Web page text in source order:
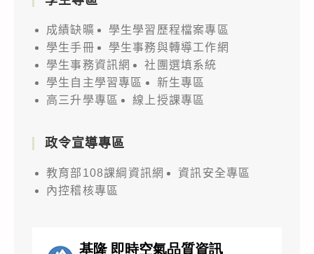
成績缺曠
學生學習歷程檔案專區
學生手冊
學生事務與轉導工作網
學生事務資訊網
社團選填系統
學生自主學習專區
新生專區
高三升學專區
線上授課專區
政令宣導專區
教育部108課綱資訊網
資訊安全專區
內控稽核專區